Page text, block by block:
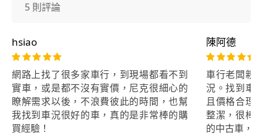
5 則評論
hsiao
網路上找了很多家車行，到現場都看不到
實車，或是都不沒有實價，尼克很細心的
瞭解需求以後，不浪費彼此的時間，也幫
我找到車況很好的車，真的是非常棒的購
買經驗！
陳阿德
車行老闆親
況。找到車
且價格合理
整潔，很棒
的中古車，